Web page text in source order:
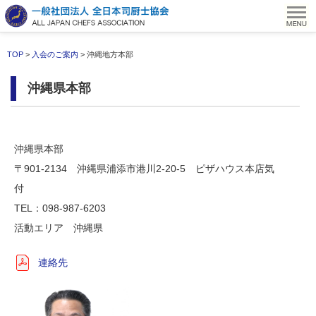
TOP > 入会のご案内 > 沖縄地方本部
沖縄県本部
沖縄県本部
〒901-2134 沖縄県浦添市港川2-20-5 ピザハウス本店気
付
TEL：098-987-6203
活動エリア 沖縄県
連絡先